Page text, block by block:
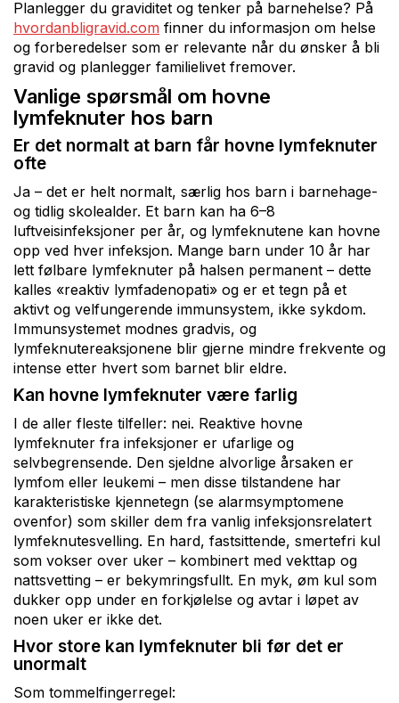
Planlegger du graviditet og tenker på barnehelse? På
hvordanbligravid.com finner du informasjon om helse
og forberedelser som er relevante når du ønsker å bli
gravid og planlegger familielivet fremover.
Vanlige spørsmål om hovne
lymfeknuter hos barn
Er det normalt at barn får hovne lymfeknuter
ofte
Ja – det er helt normalt, særlig hos barn i barnehage-
og tidlig skolealder. Et barn kan ha 6–8
luftveisinfeksjoner per år, og lymfeknutene kan hovne
opp ved hver infeksjon. Mange barn under 10 år har
lett følbare lymfeknuter på halsen permanent – dette
kalles «reaktiv lymfadenopati» og er et tegn på et
aktivt og velfungerende immunsystem, ikke sykdom.
Immunsystemet modnes gradvis, og
lymfeknutereaksjonene blir gjerne mindre frekvente og
intense etter hvert som barnet blir eldre.
Kan hovne lymfeknuter være farlig
I de aller fleste tilfeller: nei. Reaktive hovne
lymfeknuter fra infeksjoner er ufarlige og
selvbegrensende. Den sjeldne alvorlige årsaken er
lymfom eller leukemi – men disse tilstandene har
karakteristiske kjennetegn (se alarmsymptomene
ovenfor) som skiller dem fra vanlig infeksjonsrelatert
lymfeknutesvelling. En hard, fastsittende, smertefri kul
som vokser over uker – kombinert med vekttap og
nattsvetting – er bekymringsfullt. En myk, øm kul som
dukker opp under en forkjølelse og avtar i løpet av
noen uker er ikke det.
Hvor store kan lymfeknuter bli før det er
unormalt
Som tommelfingerregel: